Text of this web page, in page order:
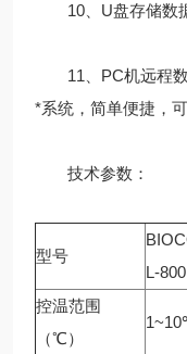
10、U盘存储数据
11、PC机远程数
*系统，简单便捷，
技术参数：
型号
L-800
控温范围
（℃）